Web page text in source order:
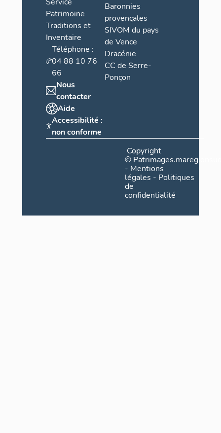
Patrimoine
Traditions et
Inventaire
Téléphone :
04 88 10 76
66
Nous
contacter
Aide
Accessibilité :
non conforme
Baronnies
provençales
SIVOM du pays
de Vence
Dracénie
CC de Serre-
Ponçon
Copyright
©
- Mentions
légales - Politiques
de
confidentialité